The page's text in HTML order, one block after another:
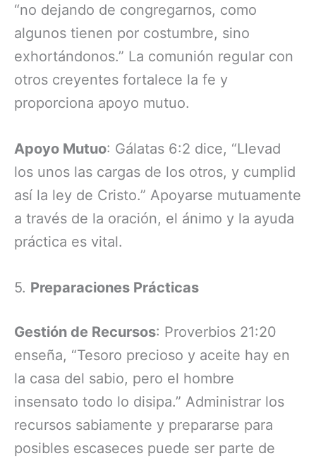
“no dejando de congregarnos, como
algunos tienen por costumbre, sino
exhortándonos.” La comunión regular con
otros creyentes fortalece la fe y
proporciona apoyo mutuo.
Apoyo Mutuo: Gálatas 6:2 dice, “Llevad
los unos las cargas de los otros, y cumplid
así la ley de Cristo.” Apoyarse mutuamente
a través de la oración, el ánimo y la ayuda
práctica es vital.
5. Preparaciones Prácticas
Gestión de Recursos: Proverbios 21:20
enseña, “Tesoro precioso y aceite hay en
la casa del sabio, pero el hombre
insensato todo lo disipa.” Administrar los
recursos sabiamente y prepararse para
posibles escaseces puede ser parte de